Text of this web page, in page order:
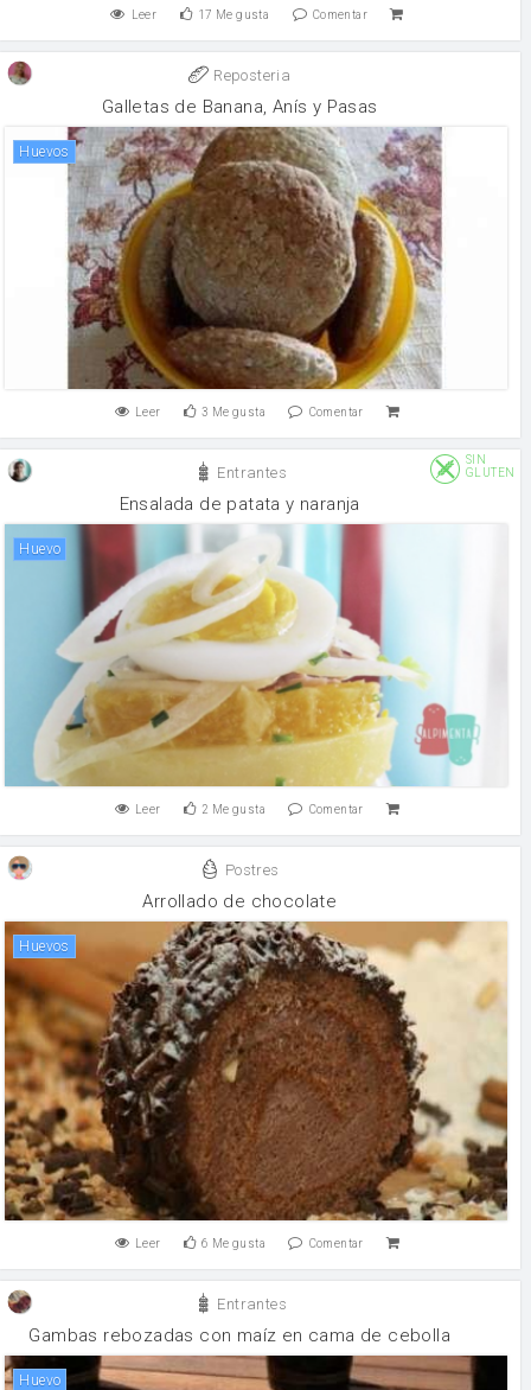
Leer 17 Me gusta Comentar
Reposteria
Galletas de Banana, Anís y Pasas
huevos
Leer 3 Me gusta Comentar
Entrantes
SIN
GLUTEN
Ensalada de patata y naranja
huevo
Leer 2 Me gusta Comentar
Postres
Arrollado de chocolate
huevos
Leer 6 Me gusta Comentar
Entrantes
Gambas rebozadas con maíz en cama de cebolla
huevo